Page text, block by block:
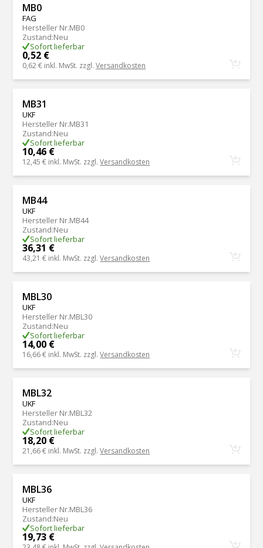
MB0
FAG
Hersteller Nr.MB0
Zustand:Neu
Sofort lieferbar
0,52 €
0,62 € inkl. MwSt. zzgl.Versandkosten
MB31
UKF
Hersteller Nr.MB31
Zustand:Neu
Sofort lieferbar
10,46 €
12,45 € inkl. MwSt. zzgl.Versandkosten
MB44
UKF
Hersteller Nr.MB44
Zustand:Neu
Sofort lieferbar
36,31 €
43,21 € inkl. MwSt. zzgl.Versandkosten
MBL30
UKF
Hersteller Nr.MBL30
Zustand:Neu
Sofort lieferbar
14,00 €
16,66 € inkl. MwSt. zzgl.Versandkosten
MBL32
UKF
Hersteller Nr.MBL32
Zustand:Neu
Sofort lieferbar
18,20 €
21,66 € inkl. MwSt. zzgl.Versandkosten
MBL36
UKF
Hersteller Nr.MBL36
Zustand:Neu
Sofort lieferbar
19,73 €